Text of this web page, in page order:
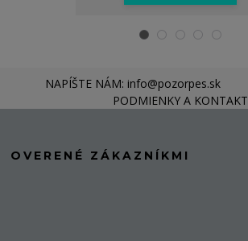
NAPÍŠTE NÁM: info@pozorpes.sk
PODMIENKY A KONTAKT
OVERENÉ ZÁKAZNÍKMI